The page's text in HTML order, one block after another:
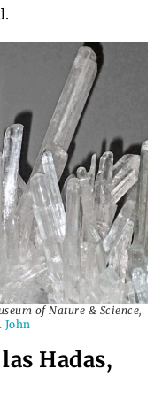
of Nature & Science,
John
Hadas,